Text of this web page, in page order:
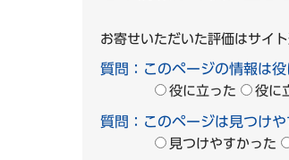
お寄せいただいた評価はサイ
質問：このページの情報は役
役に立った 役に
質問：このページは見つけや
見つけやすかった